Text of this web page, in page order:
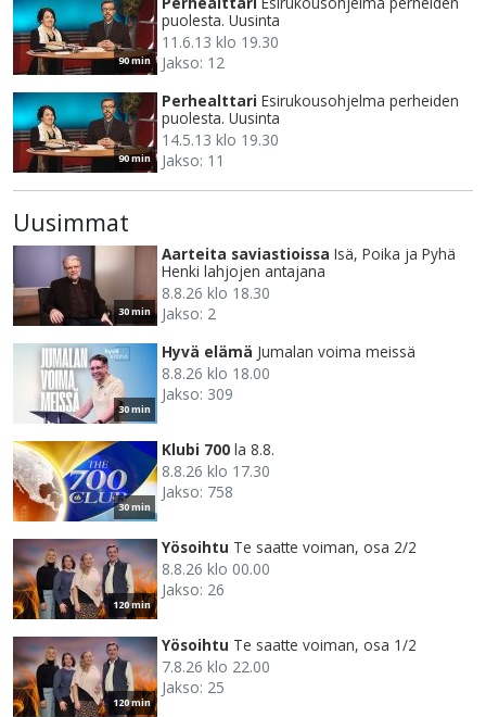
90 min
puolesta. Uusinta
11.6.13 klo 19.30
Jakso: 12
90 min
Perhealttari Esirukousohjelma perheiden
puolesta. Uusinta
14.5.13 klo 19.30
Jakso: 11
Uusimmat
30 min
Aarteita saviastioissa Isä, Poika ja Pyhä
Henki lahjojen antajana
8.8.26 klo 18.30
Jakso: 2
30 min
Hyvä elämä Jumalan voima meissä
8.8.26 klo 18.00
Jakso: 309
30 min
Klubi 700 la 8.8.
8.8.26 klo 17.30
Jakso: 758
120 min
Yösoihtu Te saatte voiman, osa 2/2
8.8.26 klo 00.00
Jakso: 26
120 min
Yösoihtu Te saatte voiman, osa 1/2
7.8.26 klo 22.00
Jakso: 25